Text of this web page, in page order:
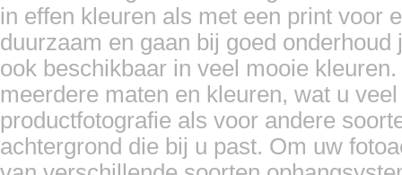
Bresser BR-9 6x6m Achtergrond Do...
Prijs:€ 199,00
Details
in effen kleuren als met een print voor
duurzaam en gaan bij goed
ook beschikbaar in veel mooie
meerdere maten en kleuren, wat u
productfotografie als voor andere
achtergrond die bij u past. Om uw